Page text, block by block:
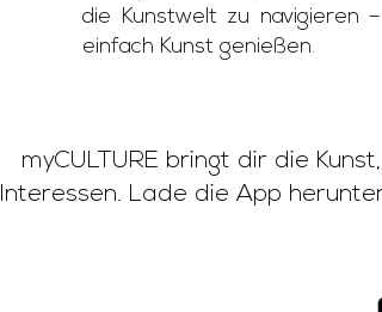
die Kunstwelt zu navigieren
einfach Kunst genießen.
myCULTURE bringt dir die
Interessen. Lade die App